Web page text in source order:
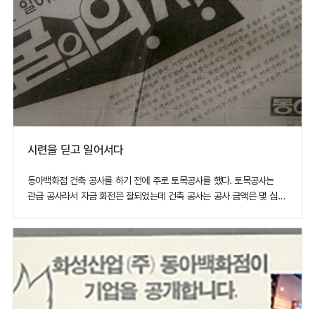
시련을 딛고 일어서다
동아백화점 건축 공사를 하기 전에 주로 토목공사를 했다. 토목공사는
관급 공사라서 자금 회전은 잘되었는데 건축 공사는 공사 금액은 몇 십배,
동아백화점 건축 공사도 그런 경우였다. 공사를 하고서도 받지 못한
금액이었다. 공사